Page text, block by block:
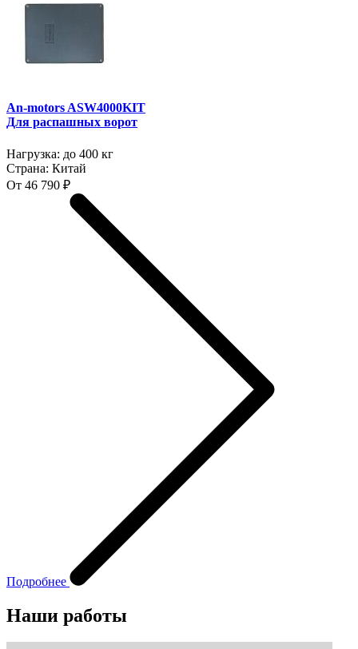
An-motors ASW4000KIT
Для распашных ворот
Нагрузка: до 400 кг
Страна: Китай
От 46 790 ₽
Подробнее
Наши работы